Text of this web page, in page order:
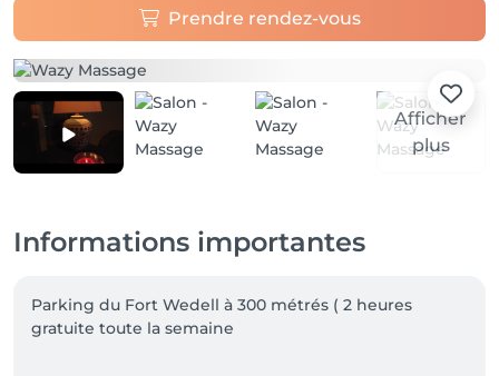
Prendre rendez-vous
Afficher
plus
Informations importantes
Parking du Fort Wedell à 300 métrés ( 2 heures
gratuite toute la semaine